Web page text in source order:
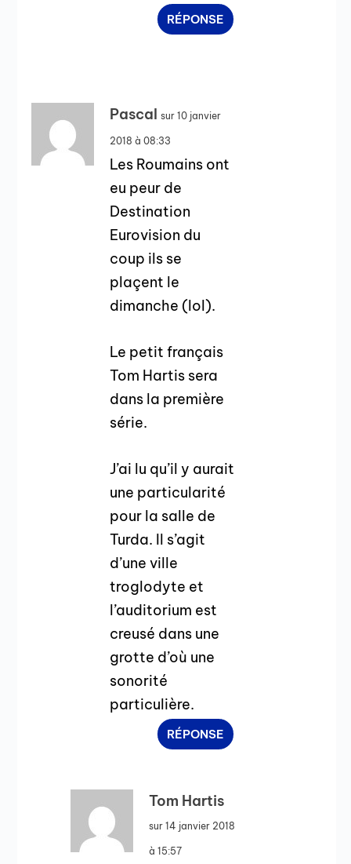
RÉPONSE
Pascal sur 10 janvier
2018 à 08:33
Les Roumains ont
eu peur de
Destination
Eurovision du
coup ils se
plaçent le
dimanche (lol).
Le petit français
Tom Hartis sera
dans la première
série.
J’ai lu qu’il y aurait
une particularité
pour la salle de
Turda. Il s’agit
d’une ville
troglodyte et
l’auditorium est
creusé dans une
grotte d’où une
sonorité
particulière.
RÉPONSE
Tom Hartis
sur 14 janvier 2018
à 15:57